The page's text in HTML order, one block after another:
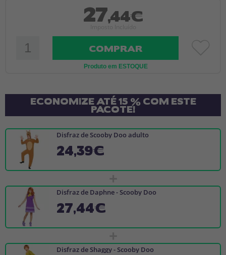
27,44€
COMPRAR
Produto em ESTOQUE
ECONOMIZE ATÉ 15 % COM ESTE
PACOTE!
Disfraz de Scooby Doo adulto
24,39€
+
Disfraz de Daphne - Scooby Doo
27,44€
+
Disfraz de Shaggy - Scooby Doo